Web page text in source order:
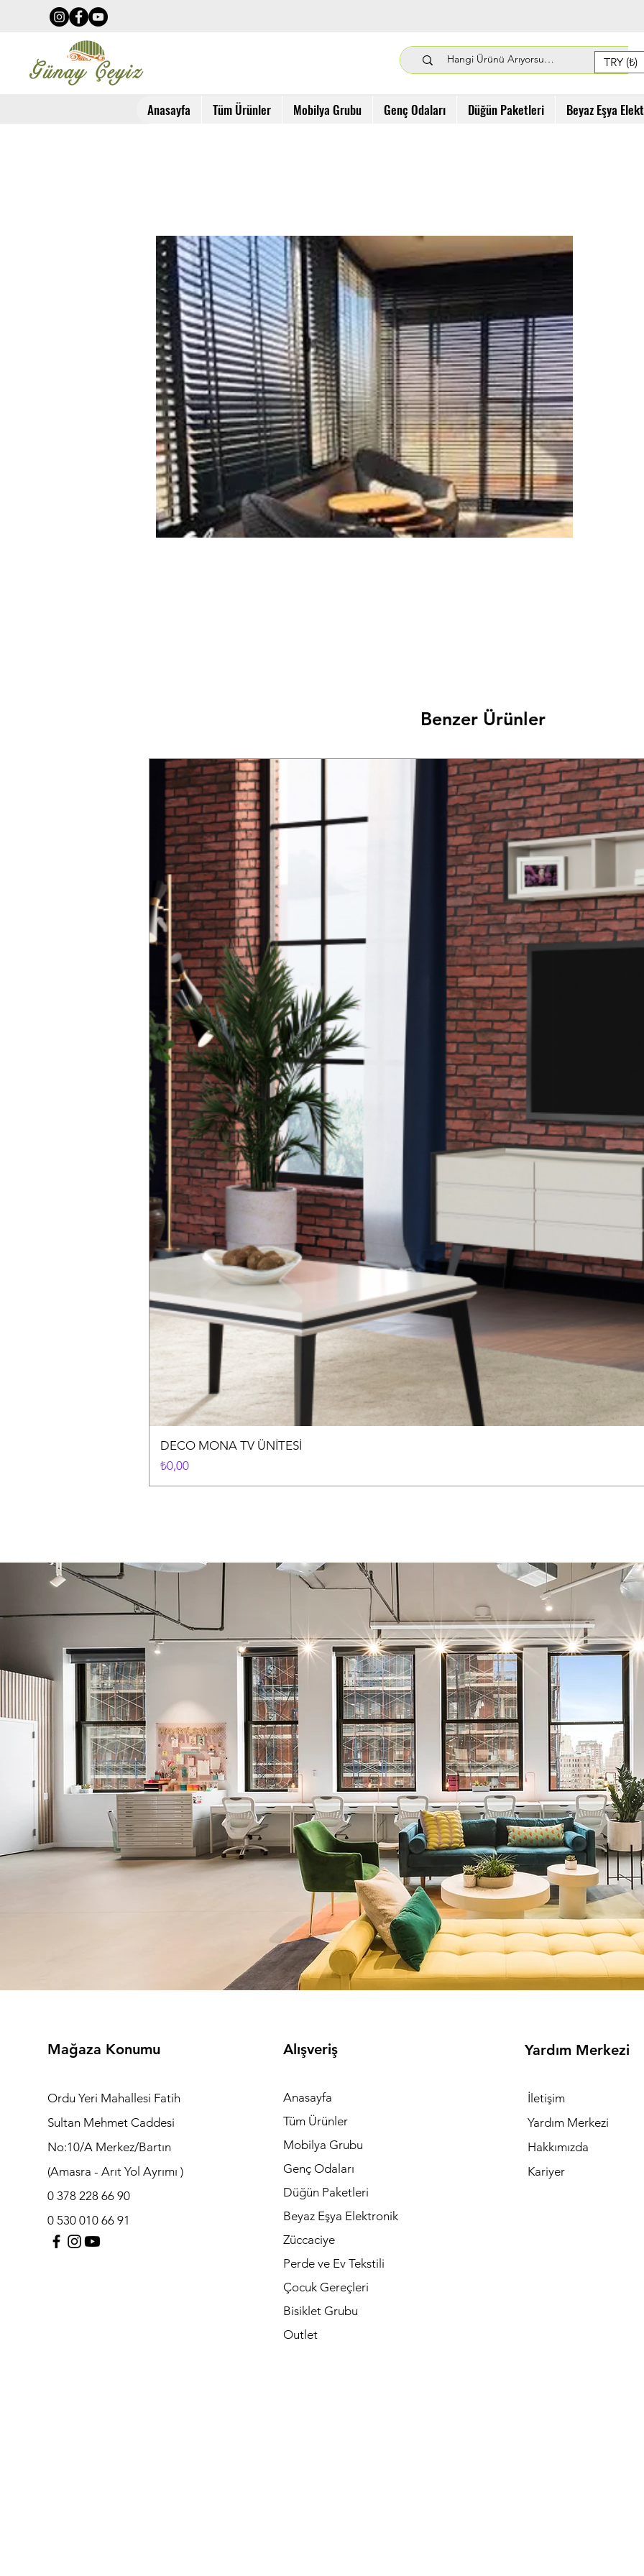
TRY (₺)
Anasayfa Tüm Ürünler Mobilya Grubu Genç Odaları Düğün Paketleri Beyaz Eşya
Benzer Ürünler
DECO MONA TV ÜNİTESİ
Fiyat
₺0,00
Mağaza Konumu
Ordu Yeri Mahallesi Fatih
Sultan Mehmet Caddesi
No:10/A Merkez/Bartın
(Amasra - Arıt Yol Ayrımı )
0 378 228 66 90
0 530 010 66 91
Alışveriş
Anasayfa
Tüm Ürünler
Mobilya Grubu
Genç Odaları
Düğün Paketleri
Beyaz Eşya Elektronik
Züccaciye
Perde ve Ev Tekstili
Çocuk Gereçleri
Bisiklet Grubu
Outlet
Yardım Merkezi
İletişim
Yardım Merkezi
Hakkımızda
Kariyer